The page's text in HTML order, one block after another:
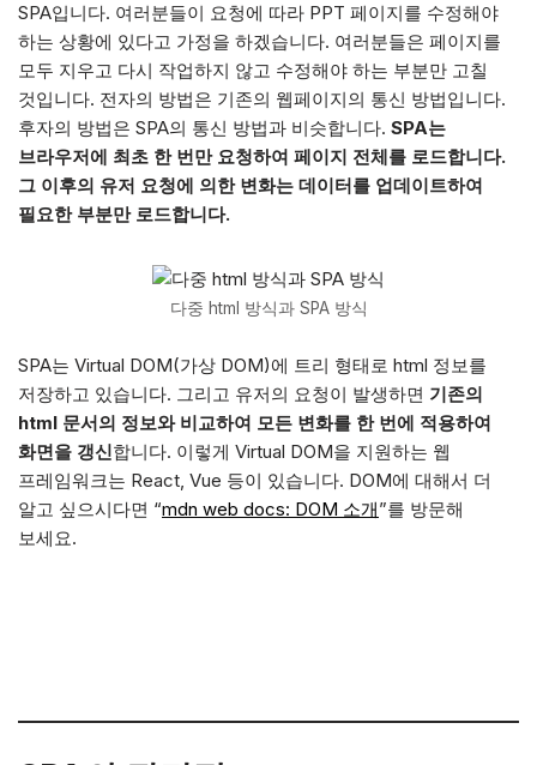
SPA입니다. 여러분들이 요청에 따라 PPT 페이지를 수정해야
하는 상황에 있다고 가정을 하겠습니다. 여러분들은 페이지를
모두 지우고 다시 작업하지 않고 수정해야 하는 부분만 고칠
것입니다. 전자의 방법은 기존의 웹페이지의 통신 방법입니다.
후자의 방법은 SPA의 통신 방법과 비슷합니다. SPA는
브라우저에 최초 한 번만 요청하여 페이지 전체를 로드합니다.
그 이후의 유저 요청에 의한 변화는 데이터를 업데이트하여
필요한 부분만 로드합니다.
다중 html 방식과 SPA 방식
SPA는 Virtual DOM(가상 DOM)에 트리 형태로 html 정보를
저장하고 있습니다. 그리고 유저의 요청이 발생하면 기존의
html 문서의 정보와 비교하여 모든 변화를 한 번에 적용하여
화면을 갱신합니다. 이렇게 Virtual DOM을 지원하는 웹
프레임워크는 React, Vue 등이 있습니다. DOM에 대해서 더
알고 싶으시다면 “mdn web docs: DOM 소개”를 방문해
보세요.